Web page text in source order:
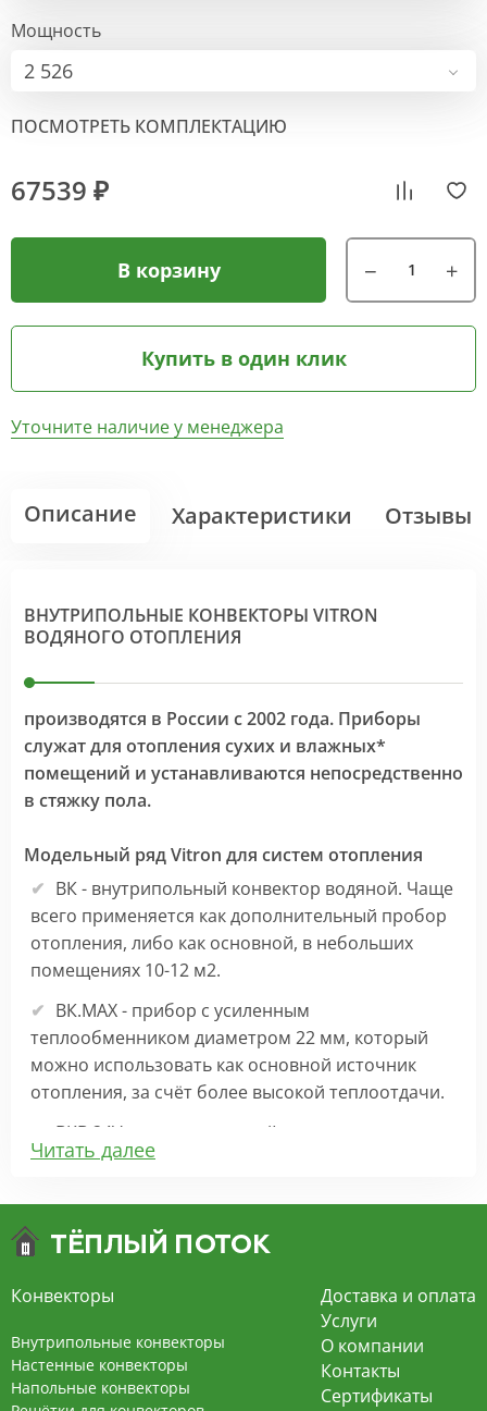
Мощность
2 526
ПОСМОТРЕТЬ КОМПЛЕКТАЦИЮ
67539 ₽
В корзину
Купить в один клик
Уточните наличие у менеджера
Описание Характеристики Отзывы
ВНУТРИПОЛЬНЫЕ КОНВЕКТОРЫ VITRON
ВОДЯНОГО ОТОПЛЕНИЯ
производятся в России с 2002 года. Приборы
служат для отопления сухих и влажных*
помещений и устанавливаются непосредственно
в стяжку пола.
Модельный ряд Vitron для систем отопления
ВК - внутрипольный конвектор водяной. Чаще
всего применяется как дополнительный пробор
отопления, либо как основной, в небольших
помещениях 10-12 м2.
ВК.МАХ - прибор с усиленным
теплообменником диаметром 22 мм, который
можно использовать как основной источник
отопления, за счёт более высокой теплоотдачи.
ВКВ 24V – внутрипольный конвектор
отопления с вентилятором на 24В подходит для
экономит электроэнергию и бесшумно работает.
конвекцией на 220В. За счет тангенциального
вентилятора создает принудительную
конвекцию, что позволяет обогревать
помещения большой площади.
Читать далее
Конвекторы
Внутрипольные конвекторы
Настенные конвекторы
Напольные конвекторы
Доставка и оплата
Услуги
О компании
Контакты
Сертификаты